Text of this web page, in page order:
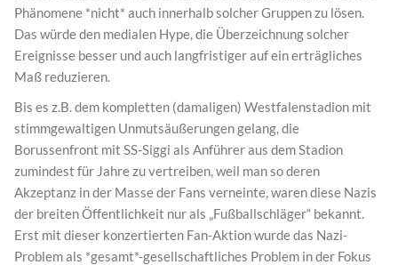
Phänomene *nicht* auch innerhalb solcher Gruppen zu lösen.
Das würde den medialen Hype, die Überzeichnung solcher
Ereignisse besser und auch langfristiger auf ein erträgliches
Maß reduzieren.
Bis es z.B. dem kompletten (damaligen) Westfalenstadion mit
stimmgewaltigen Unmutsäußerungen gelang, die
Borussenfront mit SS-Siggi als Anführer aus dem Stadion
zumindest für Jahre zu vertreiben, weil man so deren
Akzeptanz in der Masse der Fans verneinte, waren diese Nazis
der breiten Öffentlichkeit nur als „Fußballschläger“ bekannt.
Erst mit dieser konzertierten Fan-Aktion wurde das Nazi-
Problem als *gesamt*-gesellschaftliches Problem in der Fokus